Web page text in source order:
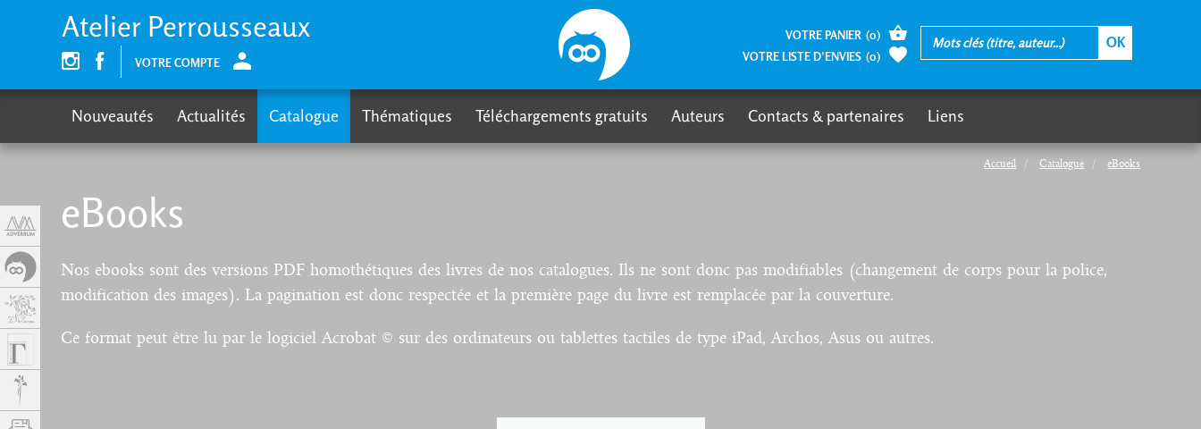
Accueil Catalogue eBooks
eBooks
Nos ebooks sont des versions PDF homothétiques des livres de nos catalogues. Ils ne sont donc pas modifiables (changement de corps pour la police,
modification des images). La pagination est donc respectée et la première page du livre est remplacée par la couverture.
Ce format peut être lu par le logiciel Acrobat © sur des ordinateurs ou tablettes tactiles de type iPad, Archos, Asus ou autres.
Atelier Perrousseaux
VOTRE COMPTE
VOTRE PANIER (0)
VOTRE LISTE D’ENVIES (0)
Nouveautés Actualités Catalogue Thématiques Téléchargements gratuits Auteurs Contacts & partenaires Liens
Panneau de gestion des cookies